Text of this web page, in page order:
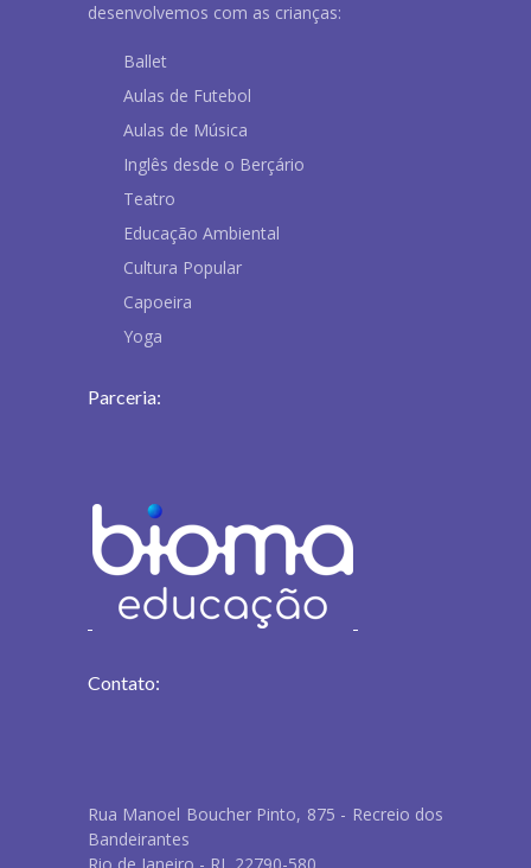
desenvolvemos com as crianças:
Ballet
Aulas de Futebol
Aulas de Música
Inglês desde o Berçário
Teatro
Educação Ambiental
Cultura Popular
Capoeira
Yoga
Parceria:
Contato:
Rua Manoel Boucher Pinto, 875 - Recreio dos
Bandeirantes